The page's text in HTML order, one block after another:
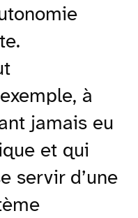
à
jamais eu
et qui
servir d’une